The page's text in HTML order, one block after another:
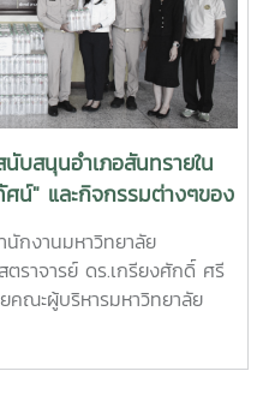
ตั้งขึ้นเพื่อเชิดชูเกียรติศิษย์
ตศึกษาจาก SEARCA ซึ่งได้
กยภาพที่ได้รับจากการศึกษา
ประเทศ และภูมิภาคเอเชีย
อย่างที่สะท้อนค่านิยมและ
เร็จในวิชาชีพ การบริการ
วมในปี 2026 การพิจารณา
าน ได้แก่ การสอน
ารบริการสาธารณะและการ
Community
และการเป็นผู้ประกอบการ
ย่างเป็นรูปธรรมต่อการ
บสนุนอำเภอสันทรายใน
น์" และกิจกรรมต่างๆของ
กงานมหาวิทยาลัย
ตราจารย์ ดร.เกรียงศักดิ์ ศรี
คณะผู้บริหารมหาวิทยาลัย
ม “จิตอาสาพัฒนาภูมิทัศน์